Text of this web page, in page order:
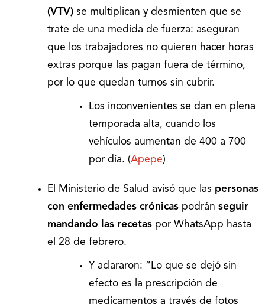
(VTV) se multiplican y desmienten que se
trate de una medida de fuerza: aseguran
que los trabajadores no quieren hacer horas
extras porque las pagan fuera de término,
por lo que quedan turnos sin cubrir.
Los inconvenientes se dan en plena
temporada alta, cuando los
vehículos aumentan de 400 a 700
por día. (Apepe)
El Ministerio de Salud avisó que las personas
con enfermedades crónicas podrán seguir
mandando las recetas por WhatsApp hasta
el 28 de febrero.
Y aclararon: “Lo que se dejó sin
efecto es la prescripción de
medicamentos a través de fotos